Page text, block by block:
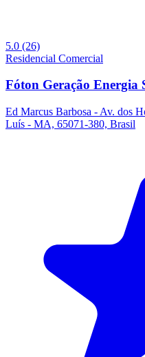
5.0 (26)
Residencial Comercial
Fóton Geração Energia
Ed Marcus Barbosa - Av. dos
Luís - MA, 65071-380, Brasil